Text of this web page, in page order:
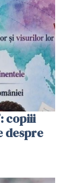
copiii
despre